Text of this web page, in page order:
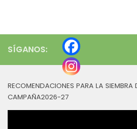
SÍGANOS:
RECOMENDACIONES PARA LA SIEMBRA
CAMPAÑA2026-27